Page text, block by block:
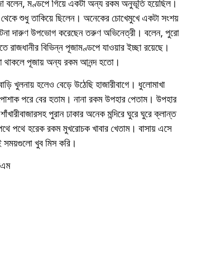
বলেন, মণ্ডপে গিয়ে একটা অন্য রকম অনুভূতি হয়েছিল।
শুধু তাকিয়ে ছিলেন। অনেকের চোখেমুখে একটা সংশয়
দারুণ উপভোগ করেছেন তরুণ অভিনেত্রী। বলেন, পুরো
বিভিন্ন পূজামণ্ডপে যাওয়ার ইচ্ছা রয়েছে।
থাকলে পূজায় অন্য রকম আনন্দ হতো।
খুলনায় হলেও বেড়ে উঠেছি হাজারীবাগে। ধুলোমাখা
পরে বের হতাম। নানা রকম উপহার পেতাম। উপহার
পুরান ঢাকার অনেক মন্দিরে ঘুরে ঘুরে ক্লান্ত
পথে হরেক রকম মুখরোচক খাবার খেতাম। বাসায় এসে
সময়গুলো খুব মিস করি।